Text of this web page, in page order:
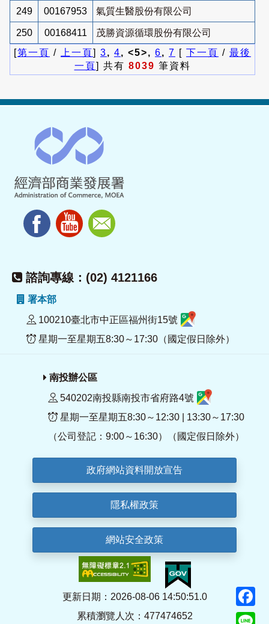
249 00167953 氣質生醫股份有限公司
250 00168411
茂勝資源循環股份有限公司
[第一頁 / 上一頁] 3, 4, <5>, 6, 7 [ 下一頁 / 最後
一頁] 共有 8039 筆資料
諮詢專線：(02) 4121166
署本部
100210臺北市中正區福州街15號
星期一至星期五8:30～17:30（國定假日除外）
南投辦公區
540202南投縣南投市省府路4號
星期一至星期五8:30～12:30 | 13:30～17:30
（公司登記：9:00～16:30）（國定假日除外）
政府網站資料開放宣告
隱私權政策
網站安全政策
更新日期：2026-08-06 14:50:51.0
累積瀏覽人次：477474652